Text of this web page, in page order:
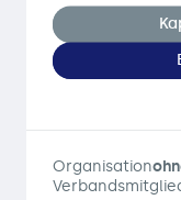
Organisation